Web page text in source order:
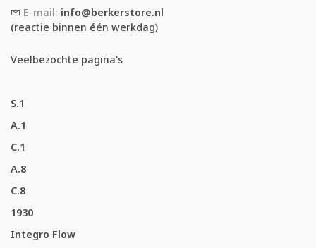
E-mail: info@berkerstore.nl
(reactie binnen één werkdag)
Veelbezochte pagina's
S.1
A.1
C.1
A.8
C.8
1930
Integro Flow